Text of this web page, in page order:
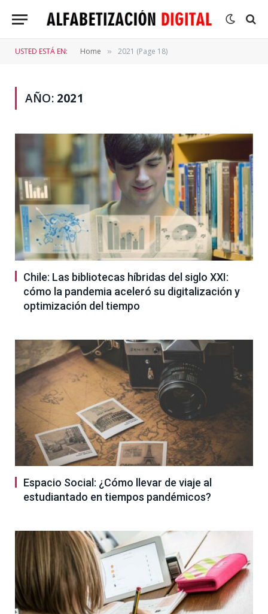
USTED ESTÁ EN: Home » 2021 (Page 18)
AÑO: 2021
Chile: Las bibliotecas híbridas del siglo XXI:
cómo la pandemia aceleró su digitalización y
optimización del tiempo
Espacio Social: ¿Cómo llevar de viaje al
estudiantado en tiempos pandémicos?